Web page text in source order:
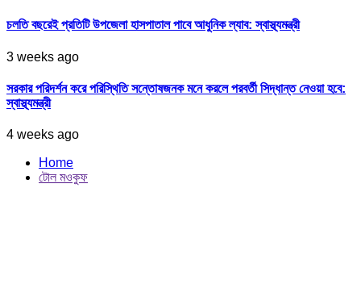
চলতি বছরেই প্রতিটি উপজেলা হাসপাতাল পাবে আধুনিক ল্যাব: স্বাস্থ্যমন্ত্রী
3 weeks ago
সরকার পরিদর্শন করে পরিস্থিতি সন্তোষজনক মনে করলে পরবর্তী সিদ্ধান্ত নেওয়া হবে:
স্বাস্থ্যমন্ত্রী
4 weeks ago
Home
টোল মওকুফ